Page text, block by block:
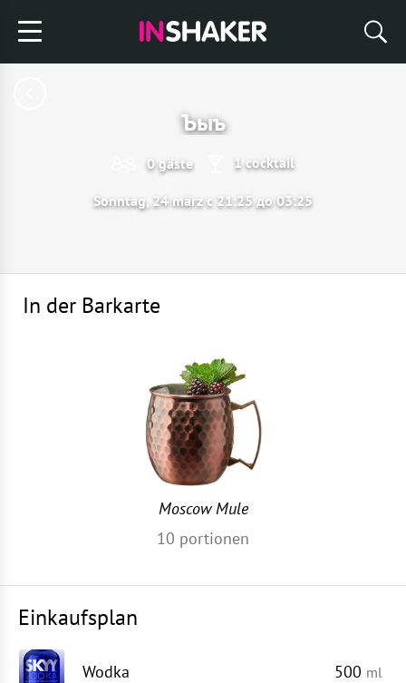
Ъыъ
0 gäste 1 cocktail
Sonntag, 24 märz с 21:25 до 03:25
In der Barkarte
Moscow Mule
10 portionen
Einkaufsplan
Wodka 500 ml